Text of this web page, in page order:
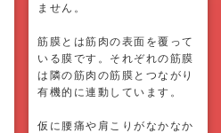
ません。
筋膜とは筋肉の表面を覆って
いる膜です。それぞれの筋膜
は隣の筋肉の筋膜とつながり
有機的に連動しています。
仮に腰痛や肩こりがなかなか